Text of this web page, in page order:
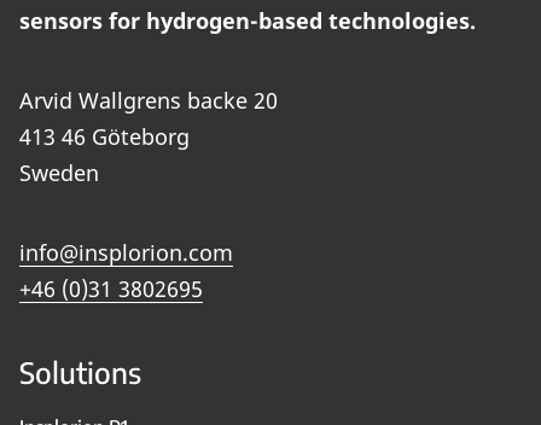
sensors for hydrogen-based technologies.
Arvid Wallgrens backe 20
413 46 Göteborg
Sweden
info@insplorion.com
+46 (0)31 3802695
Solutions